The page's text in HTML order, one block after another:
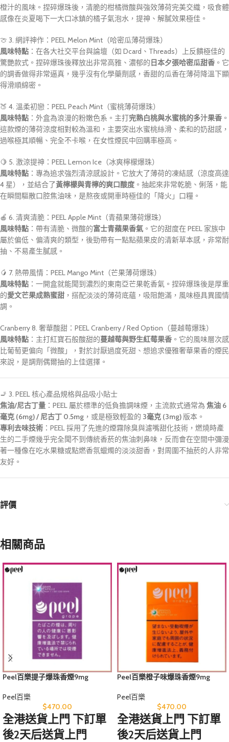
橙汁的風味。捏碎爆珠後，清脆的柑橘微酸與強效薄荷完美交織，吸食體
感像在炎夏喝下一大口冰鎮的橘子氣泡水，提神、解膩效果極佳。
🍈 3. 網評神作：PEEL Melon Mint（哈密瓜薄荷爆珠）
風味特點 ：在各大社交平台與論壇（如 Dcard、Threads）上反饋極佳的
驚艷款式。捏碎爆珠後釋放出非常高雅、濃郁的日本夕張哈密瓜甜香 。它
的調香做得非常逼真，幾乎沒有化學藥劑感，香甜的瓜香在薄荷降溫下顯
得滑順綿密。
🍑 4. 溫柔初戀：PEEL Peach Mint（蜜桃薄荷爆珠）
風味特點 ：外盒為浪漫的粉嫩色系。主打完熟白桃與水蜜桃的多汁果香 。
這款煙的薄荷涼度相對較為溫和，主要突出水蜜桃絲滑、柔和的奶甜感，
過喉極其順暢、完全不卡喉，在女性煙民中回購率極高。
🍋 5. 激涼提神：PEEL Lemon Ice（冰爽檸檬爆珠）
風味特點 ：專為追求強烈清涼感設計。它放大了薄荷的凍結感（涼度高達
4 星），並結合了黃檸檬與青檸的爽口酸度 。抽起來非常乾脆、俐落，能
在瞬間驅散口腔焦油味，是熬夜或開車時極佳的「降火」口糧。
🍎 6. 清爽清脆：PEEL Apple Mint（青蘋果薄荷爆珠）
風味特點 ：帶有清脆、微酸的富士青蘋果香氣 。它的甜度在 PEEL 家族中
屬於偏低、偏清爽的類型，後勁帶有一點點蘋果皮的清新草本感，非常耐
抽、不易產生膩感。
🥭 7. 熱帶風情：PEEL Mango Mint（芒果薄荷爆珠）
風味特點 ：一開盒就能聞到濃烈的東南亞芒果乾香氣。捏碎爆珠後是厚重
的愛文芒果成熟蜜甜 ，搭配淡淡的薄荷底蘊，吸阻飽滿，風味極具異國情
調。
Cranberry 8. 奢華酸甜：PEEL Cranberry / Red Option（蔓越莓爆珠）
風味特點 ：主打紅寶石般酸甜的蔓越莓與野生紅莓果香 。它的風味層次感
比葡萄更偏向「微酸」，對於討厭過度死甜、想追求優雅奢華果香的煙民
來說，是調劑偶爾抽的上佳選擇。
🚬 3. PEEL 核心產品規格與品吸小貼士
焦油/尼古丁量 ：PEEL 屬於標準的低負擔調味煙，主流款式通常為 焦油 6
毫克 (6mg) / 尼古丁 0.5mg ，或是極致輕盈的 3毫克 (3mg) 版本。
專利去味技術 ：PEEL 採用了先進的煙霧除臭與濾嘴甜化技術，燃燒時產
生的二手煙幾乎完全聞不到傳統香菸的焦油刺鼻味，反而會在空間中彌漫
著一種像在吃水果糖或點燃香氛蠟燭的淡淡甜香，對周圍不抽菸的人非常
友好。
評價
相關商品
Peel百樂提子爆珠香煙9mg
Peel百樂
$470.00
全港送貨上門 下訂單
後2天后送貨上門
Peel百樂橙子味爆珠香煙9mg
Peel百樂
$470.00
全港送貨上門 下訂單
後2天后送貨上門